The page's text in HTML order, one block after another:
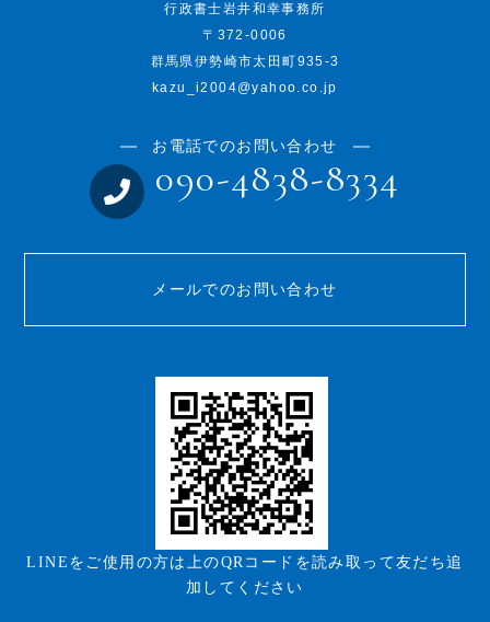
行政書士岩井和幸事務所
〒372-0006
群馬県伊勢崎市太田町935-3
kazu_i2004@yahoo.co.jp
お電話でのお問い合わせ
090-4838-8334
メールでのお問い合わせ
LINEをご使用の方は上のQRコードを読み取って友だち追
加してください